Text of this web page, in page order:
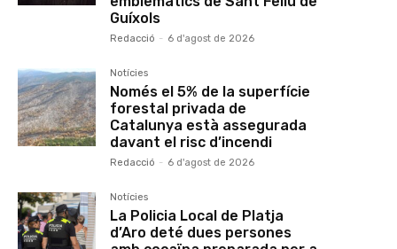
Guíxols
Redacció - 6 d'agost de 2026
Notícies
Només el 5% de la superfície
forestal privada de
Catalunya està assegurada
davant el risc d’incendi
Redacció - 6 d'agost de 2026
Notícies
La Policia Local de Platja
d’Aro deté dues persones